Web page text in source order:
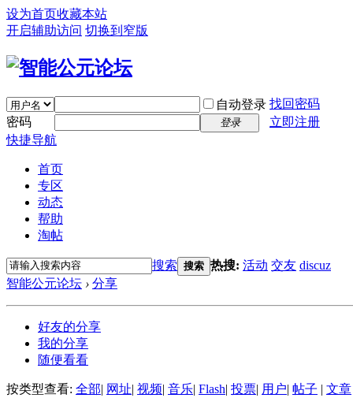
设为首页收藏本站
开启辅助访问 切换到窄版
自动登录 找回密码
密码
登录
立即注册
快捷导航
首页
专区
动态
帮助
淘帖
搜索 搜索 热搜: 活动 交友 discuz
智能公元论坛 › 分享
好友的分享
我的分享
随便看看
按类型查看: 全部| 网址| 视频| 音乐| Flash| 投票| 用户| 帖子 | 文章